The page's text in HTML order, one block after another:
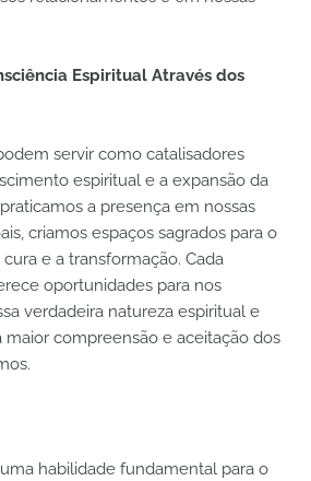
Espiritual Através dos
servir como catalisadores
espiritual e a expansão da
a presença em nossas
criamos espaços sagrados para o
e a transformação. Cada
oportunidades para nos
verdadeira natureza espiritual e
maior compreensão e aceitação dos
habilidade fundamental para o